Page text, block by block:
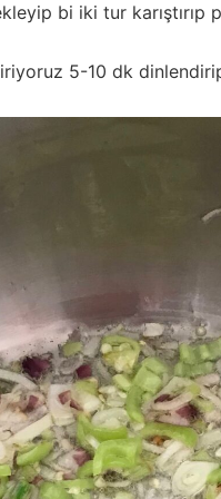
bi iki tur karıştırıp
5-10 dk